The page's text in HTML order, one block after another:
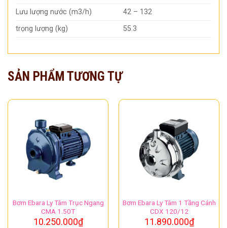
Lưu lượng nước (m3/h)
42 – 132
trọng lượng (kg)
55.3
SẢN PHẨM TƯƠNG TỰ
Bơm Ebara Ly Tâm Trục Ngang
CMA 1.50T
10.250.000₫
Bơm Ebara Ly Tâm 1 Tầng Cánh
CDX 120/12
11.890.000₫